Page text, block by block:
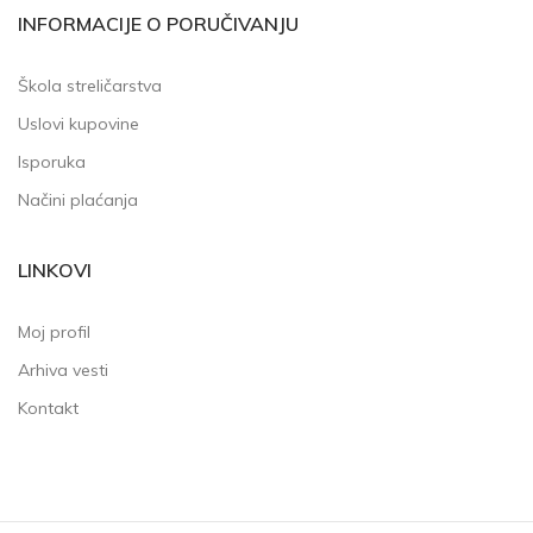
INFORMACIJE O PORUČIVANJU
Škola streličarstva
Uslovi kupovine
Isporuka
Načini plaćanja
LINKOVI
Moj profil
Arhiva vesti
Kontakt